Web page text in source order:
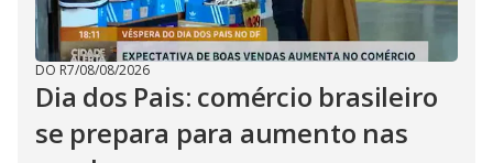
DO R7/08/08/2026
Dia dos Pais: comércio brasileiro
se prepara para aumento nas